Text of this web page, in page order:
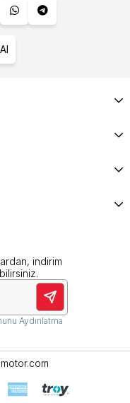
indirim
Aydınlatma